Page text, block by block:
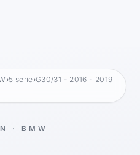
›5 serie›G30/31 - 2016 - 2019
· BMW